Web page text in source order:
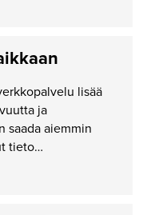
lisää
ja
saada aiemmin
tieto…